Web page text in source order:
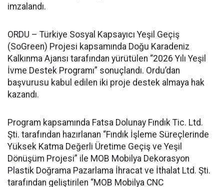
imzalandı.
ORDU – Türkiye Sosyal Kapsayıcı Yeşil Geçiş
(SoGreen) Projesi kapsamında Doğu Karadeniz
Kalkınma Ajansı tarafından yürütülen “2026 Yılı Yeşil
İvme Destek Programı” sonuçlandı. Ordu’dan
başvurusu kabul edilen iki proje destek almaya hak
kazandı.
Program kapsamında Fatsa Dolunay Fındık Tic. Ltd.
Şti. tarafından hazırlanan “Fındık İşleme Süreçlerinde
Yüksek Katma Değerli Üretime Geçiş ve Yeşil
Dönüşüm Projesi” ile MOB Mobilya Dekorasyon
Plastik Doğrama Pazarlama İhracat ve İthalat Ltd. Şti.
tarafından geliştirilen “MOB Mobilya CNC